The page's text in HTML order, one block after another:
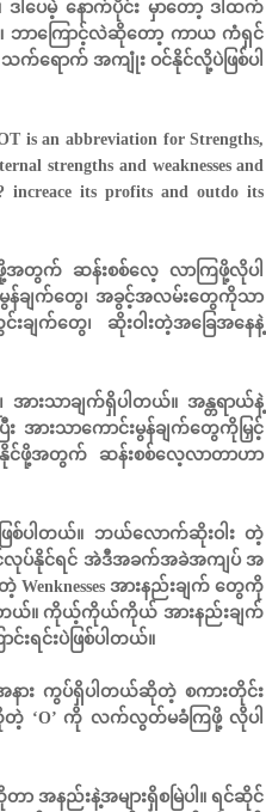
ါပေမဲ့ နောက်ပိုင်း မှာတော့ ဒါထက်
ဘာကြောင့်လဲဆိုတော့ ကာယ ကံရှင်
ောက် အကျုံး ဝင်နိုင်လို့ပဲဖြစ်ပါ
an abbreviation for Strengths,
strengths and weaknesses and
increace its profits and outdo its
အတွက် ဆန်းစစ်လေ့ လာကြဖို့လိုပါ
န်ချက်တွေ၊ အခွင့်အလမ်းတွေကိုသာ
ျက်တွေ၊ ဆိုးဝါးတဲ့အခြေအနေနဲ့
ားသာချက်ရှိပါတယ်။ အန္တရာယ်နဲ့
ားသာကောင်းမွန်ချက်တွေကိုမြှင့်
င်ဖို့အတွက် ဆန်းစစ်လေ့လာတာဟာ
ြစ်ပါတယ်။ ဘယ်လောက်ဆိုးဝါး တဲ့
ာင်လုပ်နိုင်ရင် အဲဒီအခက်အခဲအကျပ် အ
အားနည်းချက် တွေကို
ပါတယ်။ ကိုယ့်ကိုယ်ကိုယ် အားနည်းချက်
ရင်းပဲဖြစ်ပါတယ်။
း ကွပ်ရှိပါတယ်ဆိုတဲ့ စကားတိုင်း
တဲ့ ‘O’ ကို လက်လွတ်မခံကြဖို့ လိုပါ
အနည်းနဲ့အများရှိစမြဲပါ။ ရင်ဆိုင်